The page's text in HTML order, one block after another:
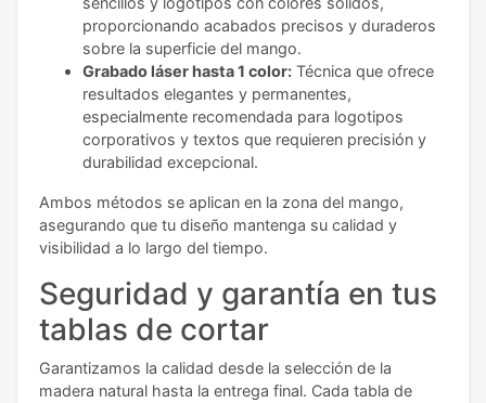
proporcionando acabados precisos y duraderos
sobre la superficie del mango.
Grabado láser hasta 1 color: Técnica que ofrece
resultados elegantes y permanentes,
especialmente recomendada para logotipos
corporativos y textos que requieren precisión y
durabilidad excepcional.
Ambos métodos se aplican en la zona del mango,
asegurando que tu diseño mantenga su calidad y
visibilidad a lo largo del tiempo.
Seguridad y garantía en tus
tablas de cortar
Garantizamos la calidad desde la selección de la
madera natural hasta la entrega final. Cada tabla de